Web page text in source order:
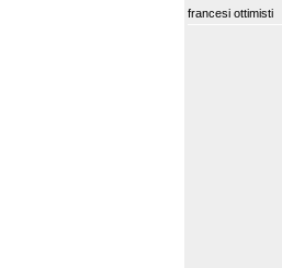
francesi ottimisti